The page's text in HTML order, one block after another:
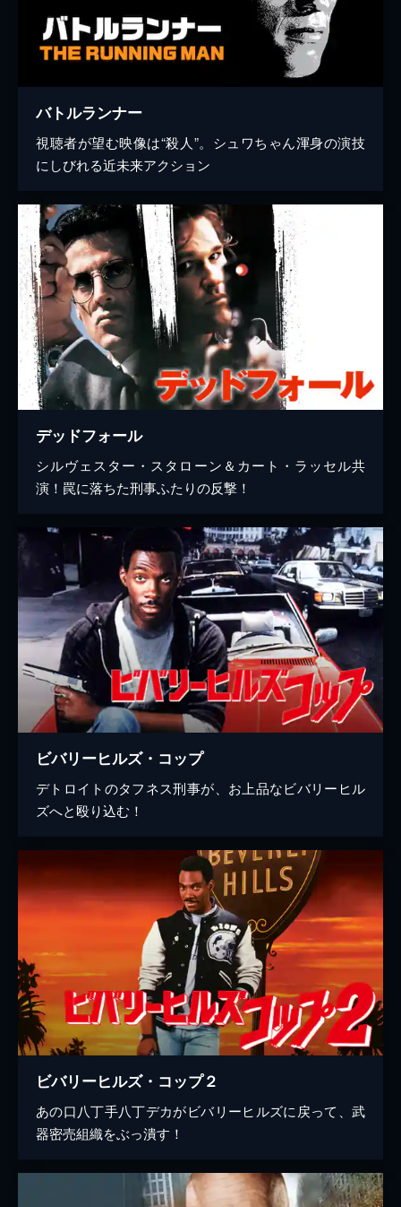
バトルランナー
視聴者が望む映像は“殺人”。シュワちゃん渾身の演技
にしびれる近未来アクション
デッドフォール
シルヴェスター・スタローン＆カート・ラッセル共
演！罠に落ちた刑事ふたりの反撃！
ビバリーヒルズ・コップ
デトロイトのタフネス刑事が、お上品なビバリーヒル
ズへと殴り込む！
ビバリーヒルズ・コップ２
あの口八丁手八丁デカがビバリーヒルズに戻って、武
器密売組織をぶっ潰す！